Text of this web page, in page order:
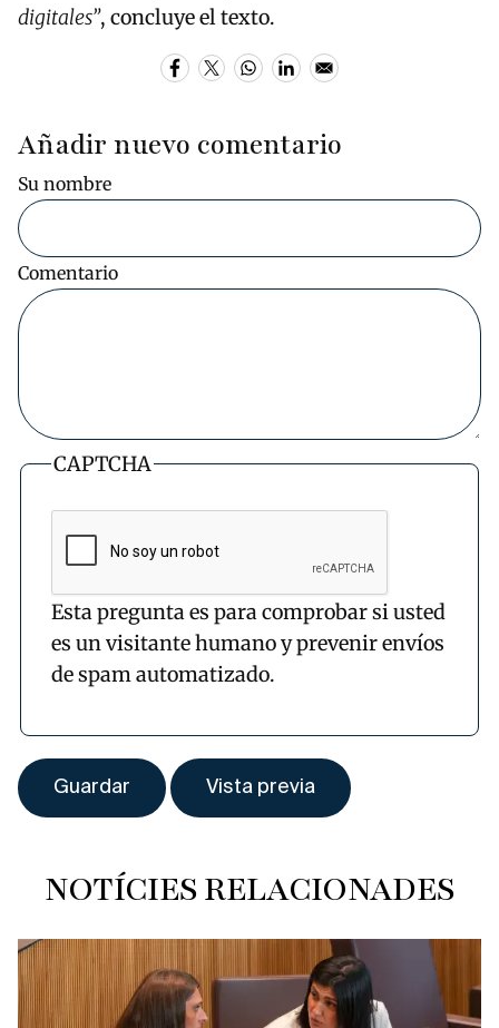
digitales”, concluye el texto.
Añadir nuevo comentario
Su nombre
Comentario
CAPTCHA
Esta pregunta es para comprobar si usted
es un visitante humano y prevenir envíos
de spam automatizado.
NOTÍCIES RELACIONADES